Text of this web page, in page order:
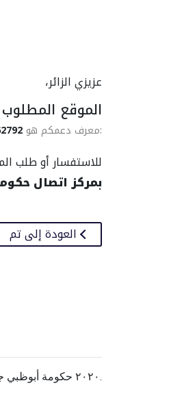
عزيزي الزائر،
الموقع
:معرف دعمكم هو
للاستفسار أو طلب
بمركز اتصال
العودة إلى تم
٢٠٢٠ حكومة أبوظبي جميع الحقوق محفوظة.